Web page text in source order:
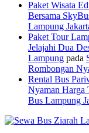
Paket Wisata
Bersama
Lampung
Paket Tour
Jelajahi Dua
Lampung pada
Rombongan
Rental Bus
Nyaman Harga
Bus Lampung